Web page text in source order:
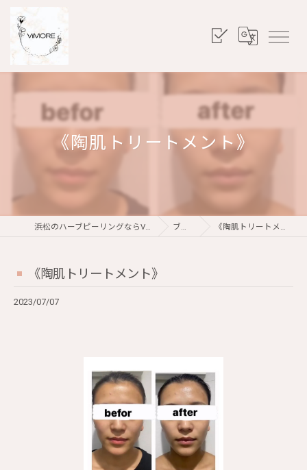
《陶肌トリートメント》
浜松のハーブピーリングならViMORE ブログ 《陶肌トリートメント》
《陶肌トリートメント》
2023/07/07